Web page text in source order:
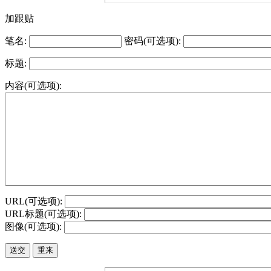
加跟贴
笔名: 密码(可选项):
标题:
内容(可选项):
URL(可选项):
URL标题(可选项):
图像(可选项):